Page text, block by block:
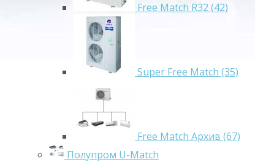
Free Match R32 (42)
Super Free Match (35)
Free Match Архив (67)
Полупром U-Match